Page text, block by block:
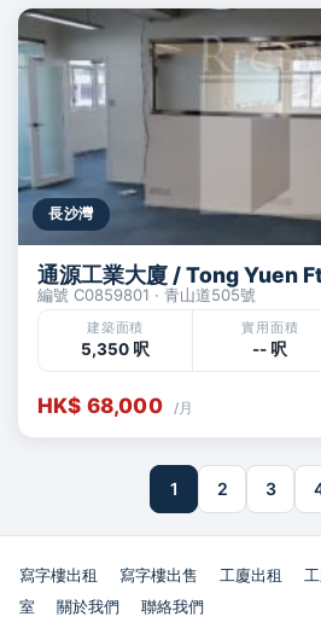
長沙灣
通源工業大廈 / Tong Yuen
編號 C0859801 · 青山道505號
建築面積
5,350 呎
實用面積
-- 呎
HK$ 68,000 /月
1 2 3
寫字樓出租 寫字樓出售 工廈出租
室
關於我們 聯絡我們